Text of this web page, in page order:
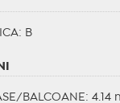
: B
BALCOANE: 4.14